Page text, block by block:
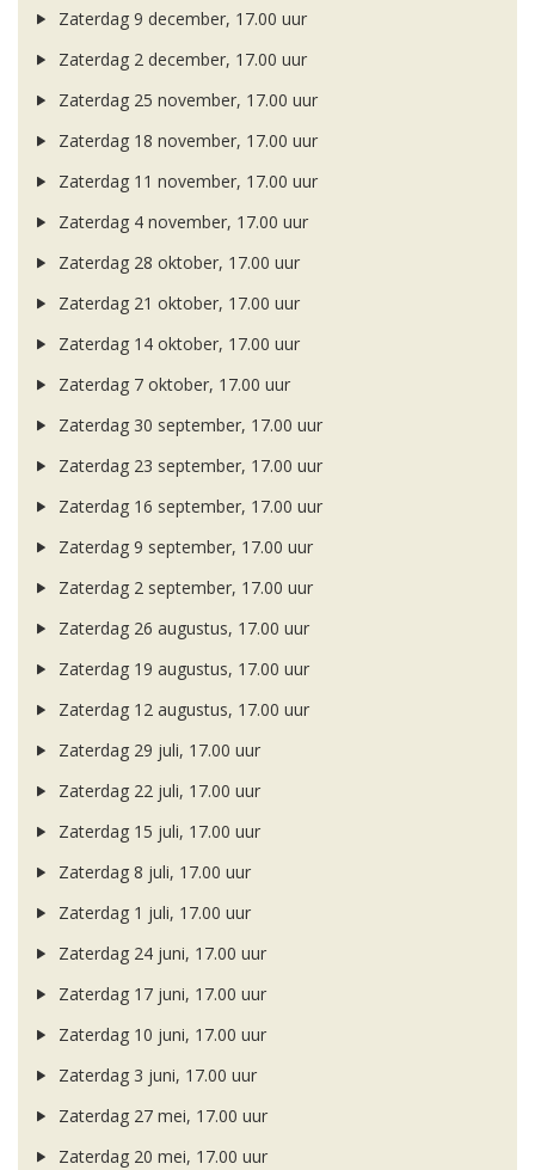
Zaterdag 9 december, 17.00 uur
Zaterdag 2 december, 17.00 uur
Zaterdag 25 november, 17.00 uur
Zaterdag 18 november, 17.00 uur
Zaterdag 11 november, 17.00 uur
Zaterdag 4 november, 17.00 uur
Zaterdag 28 oktober, 17.00 uur
Zaterdag 21 oktober, 17.00 uur
Zaterdag 14 oktober, 17.00 uur
Zaterdag 7 oktober, 17.00 uur
Zaterdag 30 september, 17.00 uur
Zaterdag 23 september, 17.00 uur
Zaterdag 16 september, 17.00 uur
Zaterdag 9 september, 17.00 uur
Zaterdag 2 september, 17.00 uur
Zaterdag 26 augustus, 17.00 uur
Zaterdag 19 augustus, 17.00 uur
Zaterdag 12 augustus, 17.00 uur
Zaterdag 29 juli, 17.00 uur
Zaterdag 22 juli, 17.00 uur
Zaterdag 15 juli, 17.00 uur
Zaterdag 8 juli, 17.00 uur
Zaterdag 1 juli, 17.00 uur
Zaterdag 24 juni, 17.00 uur
Zaterdag 17 juni, 17.00 uur
Zaterdag 10 juni, 17.00 uur
Zaterdag 3 juni, 17.00 uur
Zaterdag 27 mei, 17.00 uur
Zaterdag 20 mei, 17.00 uur